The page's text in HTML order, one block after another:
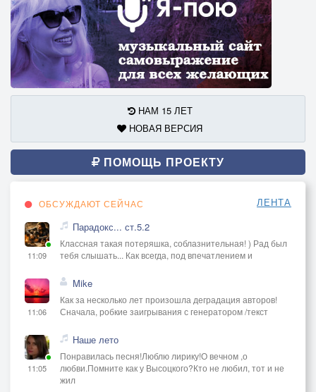
НАМ 15 ЛЕТ
НОВАЯ ВЕРСИЯ
ПОМОЩЬ ПРОЕКТУ
ОБСУЖДАЮТ СЕЙЧАС ЛЕНТА
11:09
Парадокс... ст.5.2
Классная такая потеряшка, соблазнительная! ) Рад был
тебя слышать... Как всегда, под впечатлением и
11:06
Mike
Как за несколько лет произошла деградация авторов!
Сначала, робкие заигрывания с генератором /текст
11:05
Наше лето
Понравилась песня!Люблю лирику!О вечном ,о
любви.Помните как у Высоцкого?Кто не любил, тот и не
жил